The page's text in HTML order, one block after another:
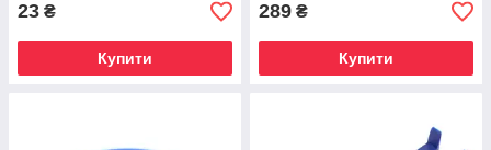
23 ₴
Купити
289 ₴
Купити